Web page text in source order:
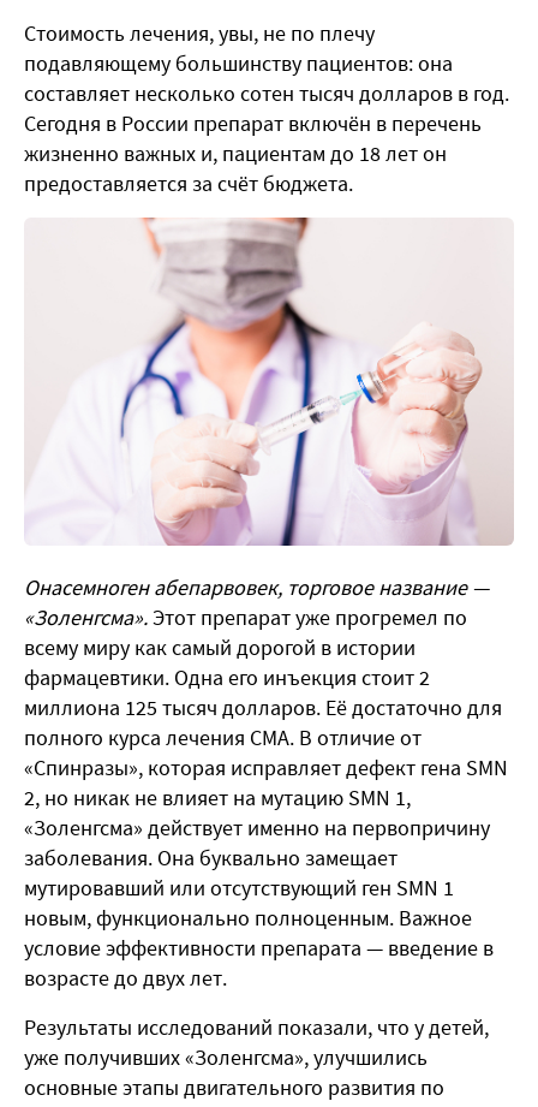
Стоимость лечения, увы, не по плечу
подавляющему большинству пациентов: она
составляет несколько сотен тысяч долларов в год.
Сегодня в России препарат включён в перечень
жизненно важных и, пациентам до 18 лет он
предоставляется за счёт бюджета.
Онасемноген абепарвовек, торговое название —
«Золенгсма».Этот препарат уже прогремел по
всему миру как самый дорогой в истории
фармацевтики. Одна его инъекция стоит 2
миллиона 125 тысяч долларов. Её достаточно для
полного курса лечения СМА. В отличие от
«Спинразы», которая исправляет дефект гена SMN
2, но никак не влияет на мутацию SMN 1,
«Золенгсма» действует именно на первопричину
заболевания. Она буквально замещает
мутировавший или отсутствующий ген SMN 1
новым, функционально полноценным. Важное
условие эффективности препарата — введение в
возрасте до двух лет.
Результаты исследований показали, что у детей,
уже получивших «Золенгсма», улучшились
основные этапы двигательного развития по